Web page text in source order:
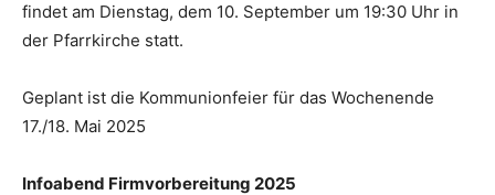
findet am Dienstag, dem 10. September um 19:30 Uhr in
der Pfarrkirche statt.
Geplant ist die Kommunionfeier für das Wochenende
17./18. Mai 2025
Infoabend Firmvorbereitung 2025